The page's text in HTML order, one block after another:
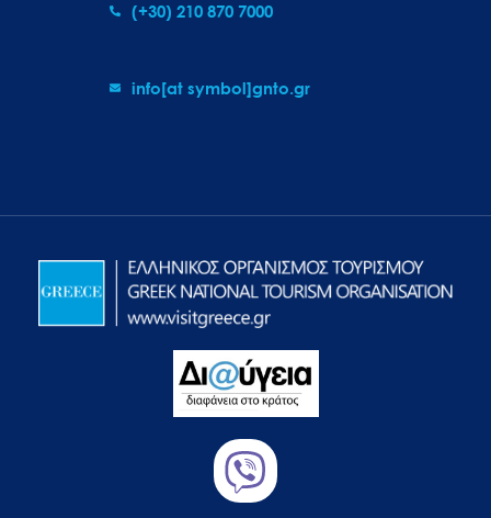
(+30) 210 870 7000
info[at symbol]gnto.gr